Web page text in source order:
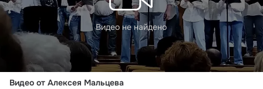
Видео не найдено
Видео от Алексея Мальцева